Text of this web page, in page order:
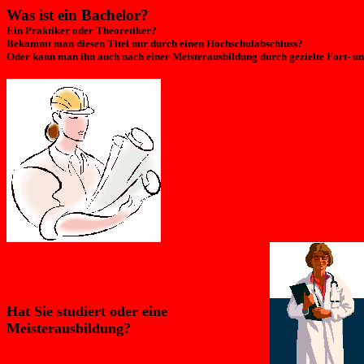
Was ist ein Bachelor?
Ein Praktiker oder Theoretiker?
Bekommt man diesen Titel nur durch einen Hochschulabschluss?
Oder kann man ihn auch nach einer Meisterausbildung durch gezielte Fort-
Hat Sie studiert oder eine
Meisterausbildung?